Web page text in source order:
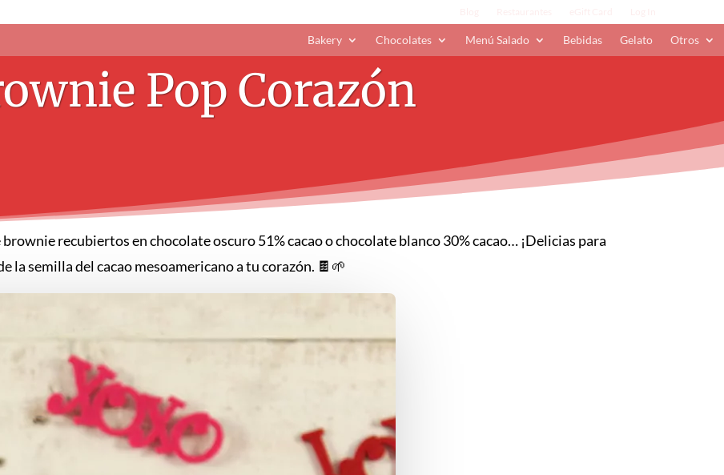
Bakery Chocolates Menú Salado Bebidas Gelato Otros
Pop Corazón
recubiertos en chocolate oscuro 51% cacao o chocolate blanco 30% cacao… ¡Delicias para
la semilla del cacao mesoamericano a tu corazón. 🍫🌱